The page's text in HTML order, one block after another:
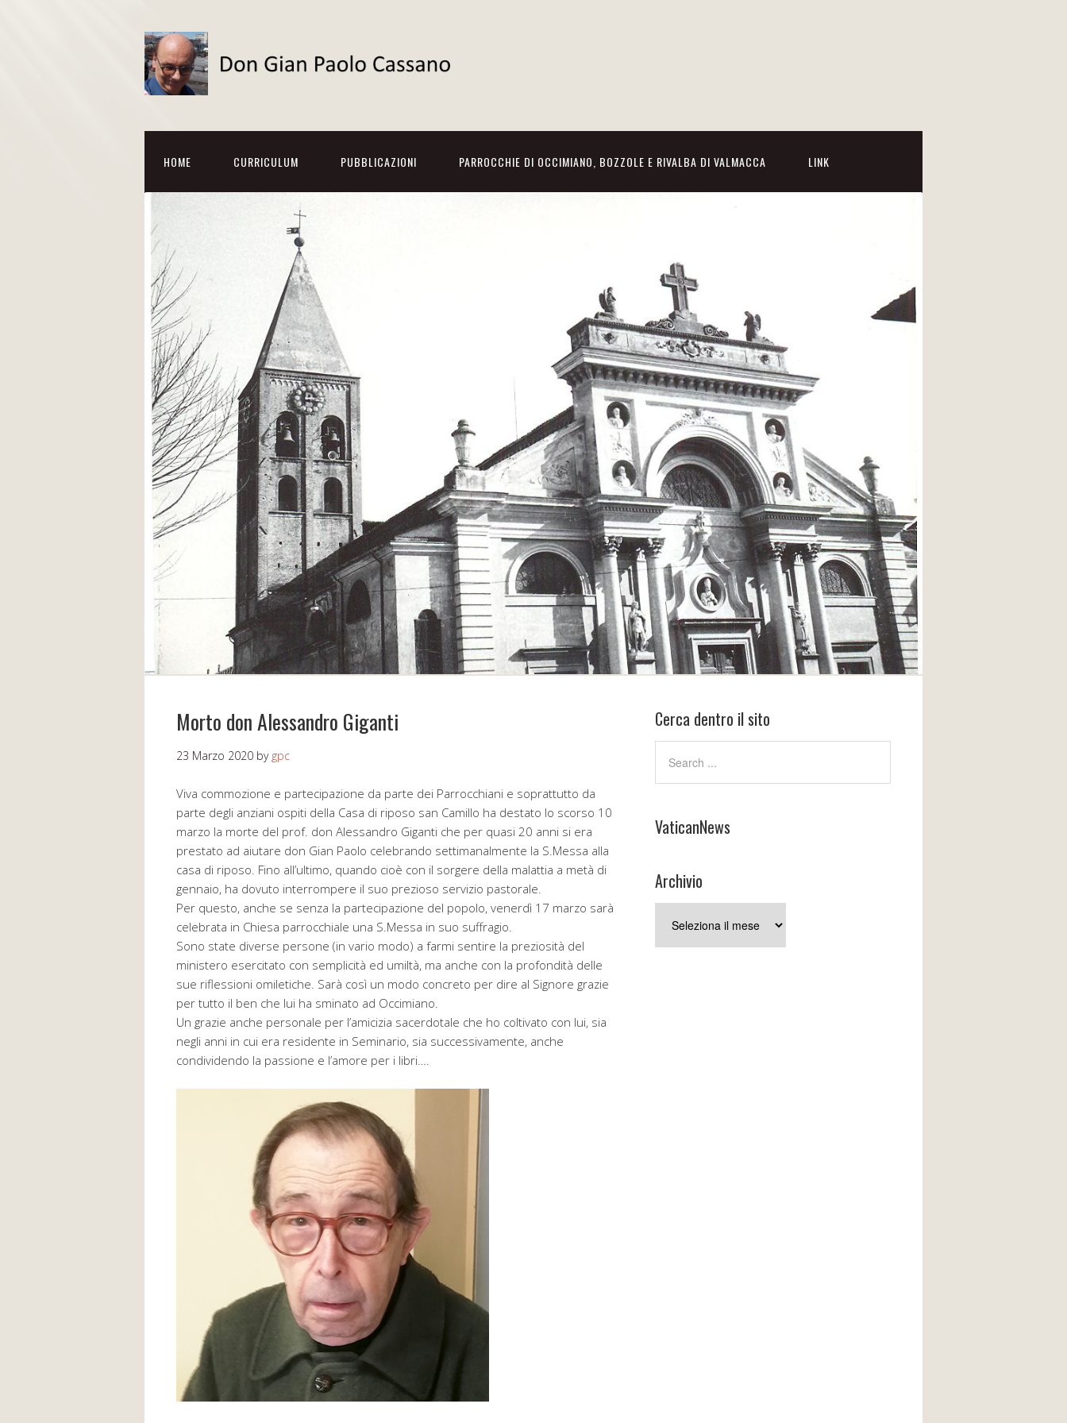
HOME CURRICULUM PUBBLICAZIONI PARROCCHIE DI OCCIMIANO, BOZZOLE E RIVALBA DI VALMACCA LINK
Morto don Alessandro Giganti
23 Marzo 2020 by gpc
Viva commozione e partecipazione da parte dei Parrocchiani e soprattutto da
parte degli anziani ospiti della Casa di riposo san Camillo ha destato lo scorso 10
marzo la morte del prof. don Alessandro Giganti che per quasi 20 anni si era
prestato ad aiutare don Gian Paolo celebrando settimanalmente la S.Messa alla
casa di riposo. Fino all’ultimo, quando cioè con il sorgere della malattia a metà di
gennaio, ha dovuto interrompere il suo prezioso servizio pastorale.
Per questo, anche se senza la partecipazione del popolo, venerdì 17 marzo sarà
celebrata in Chiesa parrocchiale una S.Messa in suo suffragio.
Sono state diverse persone (in vario modo) a farmi sentire la preziosità del
ministero esercitato con semplicità ed umiltà, ma anche con la profondità delle
sue riflessioni omiletiche. Sarà così un modo concreto per dire al Signore grazie
per tutto il ben che lui ha sminato ad Occimiano.
Un grazie anche personale per l’amicizia sacerdotale che ho coltivato con lui, sia
negli anni in cui era residente in Seminario, sia successivamente, anche
condividendo la passione e l’amore per i libri….
Cerca dentro il sito
VaticanNews
Archivio